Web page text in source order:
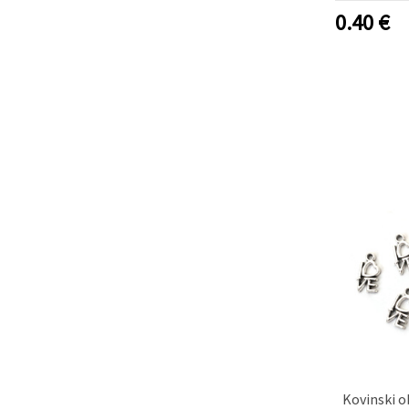
0.40€
Kovinski